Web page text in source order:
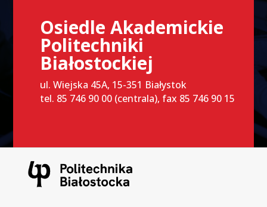
Osiedle Akademickie
Politechniki
Białostockiej
ul. Wiejska 45A, 15-351 Białystok
tel. 85 746 90 00 (centrala), fax 85 746 90 15